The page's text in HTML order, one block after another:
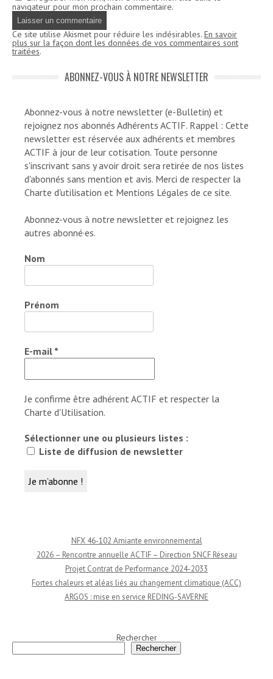
navigateur pour mon prochain commentaire.
Ce site utilise Akismet pour réduire les indésirables. En savoir
plus sur la façon dont les données de vos commentaires sont
traitées.
ABONNEZ-VOUS À NOTRE NEWSLETTER
Abonnez-vous à notre newsletter (e-Bulletin) et
rejoignez nos abonnés Adhérents ACTIF. Rappel : Cette
newsletter est réservée aux adhérents et membres
ACTIF à jour de leur cotisation. Toute personne
s'inscrivant sans y avoir droit sera retirée de nos listes
d'abonnés sans mention et avis. Merci de respecter la
Charte d'utilisation et Mentions Légales de ce site.
Abonnez-vous à notre newsletter et rejoignez les
autres abonné·es.
Nom
Prénom
E-mail *
Je confirme être adhérent ACTIF et respecter la
Charte d'Utilisation.
Sélectionner une ou plusieurs listes :
Liste de diffusion de newsletter
NFX 46-102 Amiante environnemental
2026 – Rencontre annuelle ACTIF – Direction SNCF Réseau
Projet Contrat de Performance 2024-2033
Fortes chaleurs et aléas liés au changement climatique (ACC)
ARGOS : mise en service REDING-SAVERNE
Rechercher
Rechercher